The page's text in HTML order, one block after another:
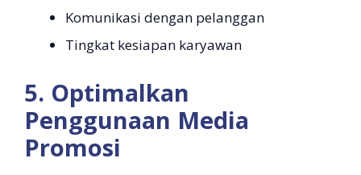
Komunikasi dengan pelanggan
Tingkat kesiapan karyawan
5. Optimalkan
Penggunaan Media
Promosi